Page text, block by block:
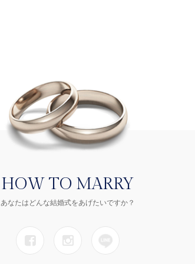
HOW TO MARRY
あなたはどんな結婚式をあげたいですか？